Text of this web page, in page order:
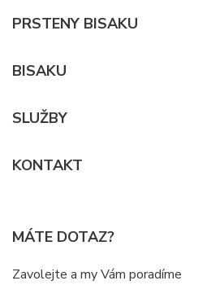
PRSTENY BISAKU
BISAKU
SLUŽBY
KONTAKT
MÁTE DOTAZ?
Zavolejte a my Vám poradíme